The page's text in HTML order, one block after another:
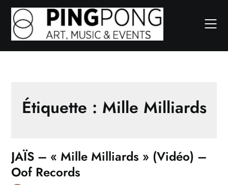
Skip
content
Étiquette : Mille Milliards
JAÏS – « Mille Milliards » (Vidéo) –
Oof Records